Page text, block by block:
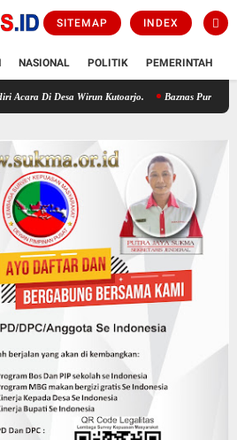
SITEMAP INDEX
NASIONAL POLITIK PEMERINTAH
Rangkaian HUT RI KE-81, Wabup Dion Agasi Hadiri